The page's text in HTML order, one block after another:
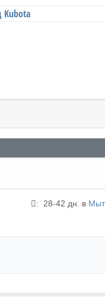
: 28-42 дн. в